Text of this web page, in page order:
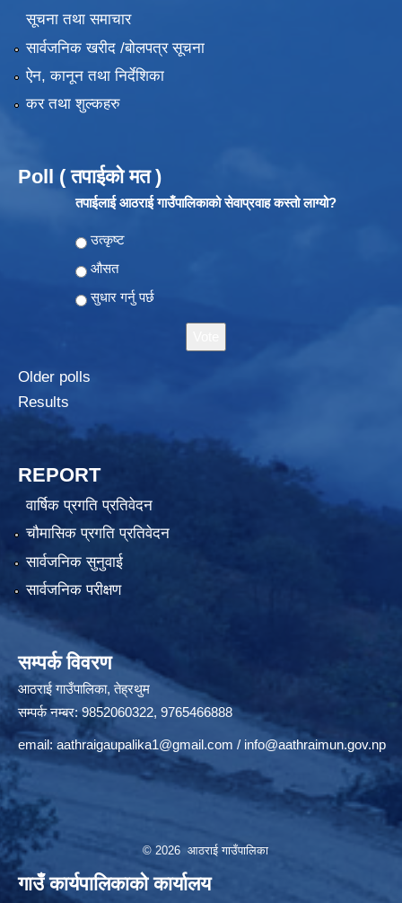
सूचना तथा समाचार
सार्वजनिक खरीद /बोलपत्र सूचना
ऐन, कानून तथा निर्देशिका
कर तथा शुल्कहरु
Poll ( तपाईको मत )
तपाईलाई आठराई गाउँपालिकाको सेवाप्रवाह कस्तो लाग्यो?
Choices
उत्कृष्ट
औसत
सुधार गर्नु पर्छ
Older polls
Results
REPORT
वार्षिक प्रगति प्रतिवेदन
चौमासिक प्रगति प्रतिवेदन
सार्वजनिक सुनुवाई
सार्वजनिक परीक्षण
सम्पर्क विवरण
आठराई गाउँपालिका, तेह्रथुम
सम्पर्क नम्बर: 9852060322, 9765466888
email: aathraigaupalika1@gmail.com / info@aathraimun.gov.np
© 2026 आठराई गाउँपालिका
गाउँ कार्यपालिकाको कार्यालय